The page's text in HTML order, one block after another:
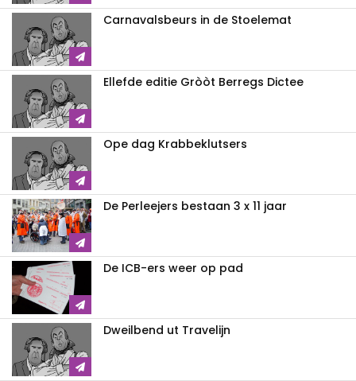
Carnavalsbeurs in de Stoelemat
Ellefde editie Gròòt Berregs Dictee
Ope dag Krabbeklutsers
De Perleejers bestaan 3 x 11 jaar
De ICB-ers weer op pad
Dweilbend ut Travelijn